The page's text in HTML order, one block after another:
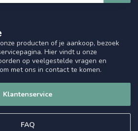
producten of je aankoop, bezoek
Hier vindt u onze
op veelgestelde vragen en
met ons in contact te komen.
Klantenservice
FAQ